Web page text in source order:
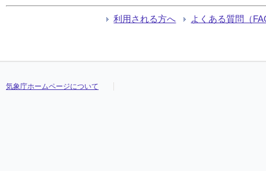
利用される方へ よくある質問（
気象庁ホームページについて